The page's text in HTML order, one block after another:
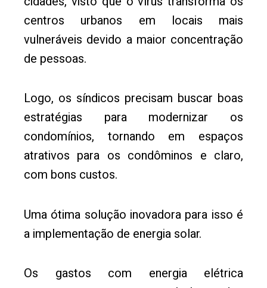
centros urbanos em locais mais
vulneráveis devido a maior concentração
de pessoas.
Logo, os síndicos precisam buscar boas
estratégias para modernizar os
condomínios, tornando em espaços
atrativos para os condôminos e claro,
com bons custos.
Uma ótima solução inovadora para isso é
a implementação de energia solar.
Os gastos com energia elétrica